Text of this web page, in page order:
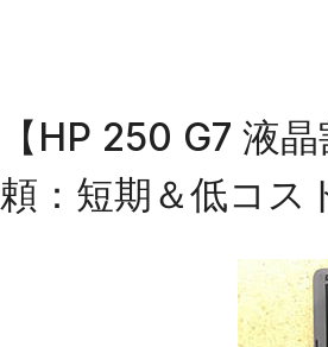
【HP 250 G7 液
頼：短期＆低コス